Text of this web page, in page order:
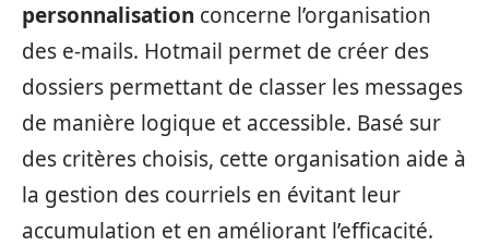
personnalisation concerne l’organisation
des e-mails. Hotmail permet de créer des
dossiers permettant de classer les messages
de manière logique et accessible. Basé sur
des critères choisis, cette organisation aide à
la gestion des courriels en évitant leur
accumulation et en améliorant l’efficacité.